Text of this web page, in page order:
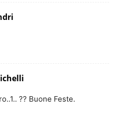
?? Buone Feste.